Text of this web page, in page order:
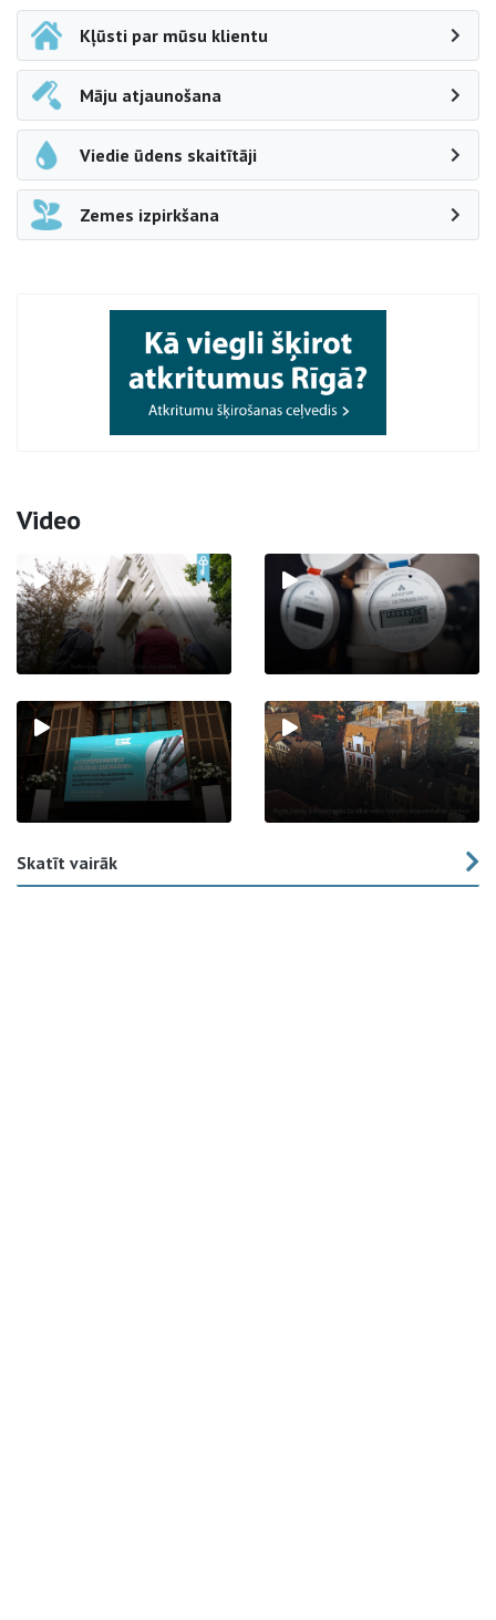
Kļūsti par mūsu klientu
Māju atjaunošana
Viedie ūdens skaitītāji
Zemes izpirkšana
Video
Skatīt vairāk